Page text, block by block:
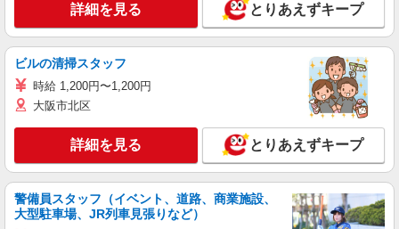
詳細を見る とりあえずキープ
ビルの清掃スタッフ
時給 1,200円〜1,200円
大阪市北区
詳細を見る とりあえずキープ
警備員スタッフ（イベント、道路、商業施設、
大型駐車場、JR列車見張りなど）